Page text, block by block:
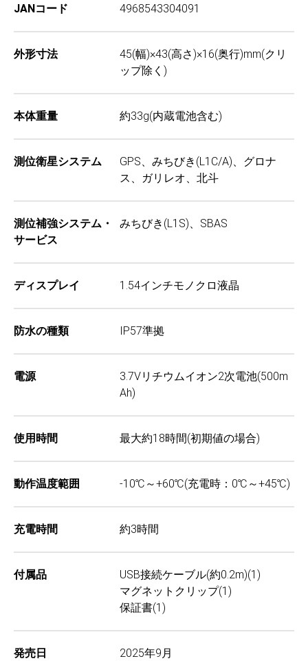
JANコード 4968543304091
外形寸法
45(幅)×43(高さ)×16(奥行)mm(クリ
ップ除く)
本体重量 約33g(内蔵電池含む)
測位衛星システム
GPS、みちびき(L1C/A)、グロナ
ス、ガリレオ、北斗
測位補強システム・
サービス
みちびき(L1S)、SBAS
ディスプレイ 1.54インチモノクロ液晶
防水の種類 IP57準拠
電源
3.7Vリチウムイオン2次電池(500m
Ah)
使用時間 最大約18時間(初期値の場合)
動作温度範囲 -10℃～+60℃(充電時：0℃～+45℃)
充電時間 約3時間
付属品
USB接続ケーブル(約0.2m)(1)
マグネットクリップ(1)
保証書(1)
発売日 2025年9月